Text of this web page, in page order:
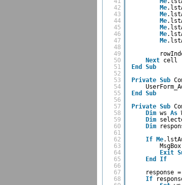
42
43
44
45
46
47
48
49
50
51
52
53
54
55
56
57
58
59
60
61
62
63
64
65
66
67
68
Me
Me
Me
Me
Me
Me
Next cell
End
Sub
Private Sub
End
Sub
Private Sub
Dim ws As
Dim
Dim
If
Me
MsgBox
Exit
End
If
response =
If